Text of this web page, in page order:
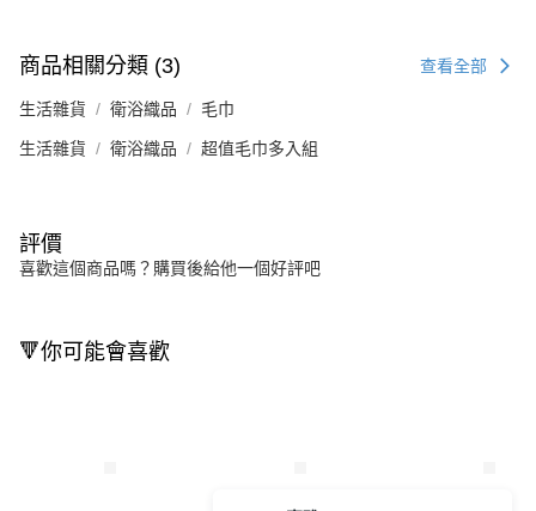
商品相關分類 (3) 查看全部
生活雜貨 衛浴織品 毛巾
生活雜貨 衛浴織品 超值毛巾多入組
評價
喜歡這個商品嗎？購買後給他一個好評吧
🔻你可能會喜歡